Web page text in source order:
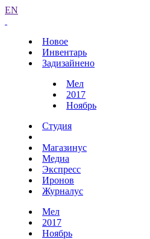
EN
Новое
Инвентарь
Задизайнено
Мел
2017
Ноябрь
Студия
Магазинус
Медиа
Экспресс
Иронов
Журналус
Мел
2017
Ноябрь